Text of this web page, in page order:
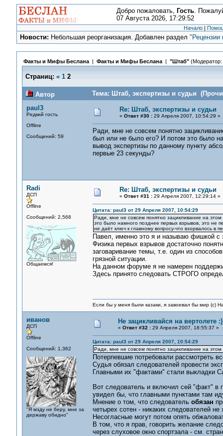
Добро пожаловать, Гость.
07 Августа 2026, 17:29:52
Начало |
Новости: Небольшая реорганизация. Добавлен раздел"Рецензии
Факты и Мифы Беслана| Факты и Мифы Беслана| "Штаб"(Модератор:
Страниц: « 1 2
Автор
Тема: Штаб, экспертизы и судьи
paul3
Редкий гость
Offline
Сообщений: 59
Re: Штаб, экспертизы и судьи
« Ответ #30 :29 Апреля 2007, 10:54:29 »
Ради, мне не совсем понятно
был или не было его? И потом это было
вывод экспертизы по данному пункту
первые 23 секунды?
Radi
ДСП
Offline
Сообщений: 2,568
Общаемся!
Re: Штаб, экспертизы и судьи
« Ответ #31 :29 Апреля 2007, 12:29:14 »
Цитата: paul3 от 29 Апреля 2007, 10:54:29
Ради, мне не совсем понятно зацикливание на
это было намного позднее первых взрывов, это не
не даёт ключ к главному вопросу-что взорвалось в
Павел, именно это я и называю фишкой с
Физика первых взрывов достаточно
заговаривание темы, т.е. один из
грязной ситуации.
На данном форуме я не намерен
Здесь принято следовать СТРОГО
Если бы у меня были казаки, я завоевал бы мир (с)
иванов
ДСП
Offline
Сообщений: 1,362
"Я мзду не беру, мне за
державу обидно"
Не зацикливайся на вертолете
« Ответ #32 :29 Апреля 2007, 18:55:37 »
Цитата: paul3 от 29 Апреля 2007, 10:54:29
Ради, мне не совсем понятно зацикливание на этом
Потерпевшие потребовали рассмотреть
Судья обязал следователей провести
Главными их "фактами" стали выкладки
Вот следователь и включил сей "факт" в
увидел бы, что главными пунктами там
Мнение о том, что следователь обязан
четырех сотен - никаких следователей
Несогласные могут потом опять
В том, что я прав, говорить желание
через слуховое окно спортзала - см.